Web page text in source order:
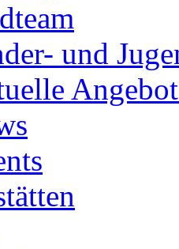
und